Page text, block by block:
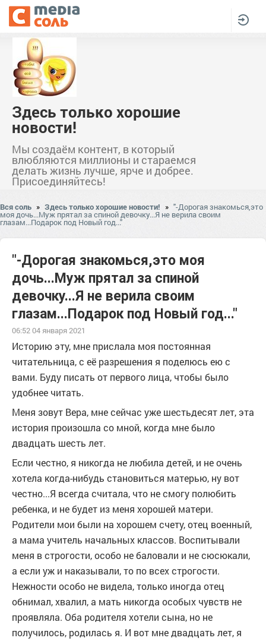
Здесь только хорошие
новости!
Мы создаём контент, в который
влюбляются миллионы и стараемся
делать жизнь лучше, ярче и добрее.
Присоединяйтесь!
Вся соль » Здесь только хорошие новости! » "-Дорогая знакомься,это
моя дочь...Муж прятал за спиной девочку...Я не верила своим
глазам...Подарок под Новый год..."
"-Дорогая знакомься,это моя
дочь...Муж прятал за спиной
девочку...Я не верила своим
глазам...Подарок под Новый год..."
06:52 04 января 2021
Историю эту, мне прислала моя постоянная
читательница, с её разрешения я поделюсь ею с
вами. Буду писать от первого лица, чтобы было
удобнее читать.
Меня зовут Вера, мне сейчас уже шестьдесят лет, эта
история произошла со мной, когда мне было
двадцать шесть лет.
Если честно, я никогда не любила детей, и не очень
хотела когда-нибудь становиться матерью, ну вот
честно...Я всегда считала, что не смогу полюбить
ребенка, и не будет из меня хорошей матери.
Родители мои были на хорошем счету, отец военный,
а мама учитель начальных классов. Воспитывали
меня в строгости, особо не баловали и не сюсюкали,
а если уж и наказывали, то по всех строгости.
Нежности особо не видела, только иногда отец
обнимал, хвалил, а мать никогда особых чувств не
проявляла. Оба родителя хотели сына, но не
получилось, родилась я. И вот мне двадцать лет, я